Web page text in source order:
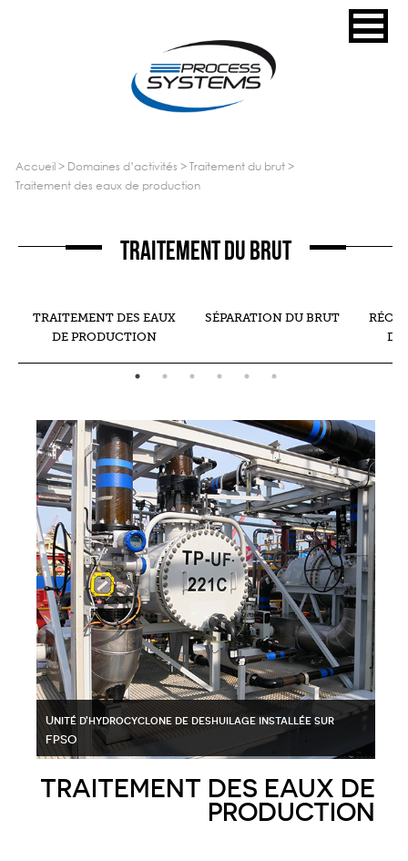
accueil> domaines d’activités > traitement du brut>
traitement des eaux de production
Traitement du brut
TRAITEMENT DES EAUX
DE PRODUCTION
SÉPARATION DU BRUT
DU
Unité d'hydrocyclone de deshuilage installée sur
FPSO
TRAITEMENT DES EAUX DE
PRODUCTION
séparateur triphasique de test